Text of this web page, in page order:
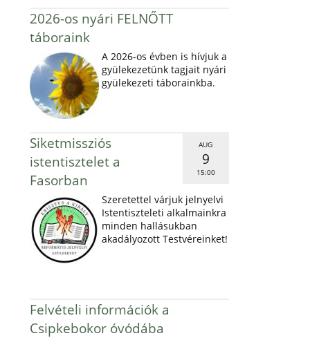
2026-os nyári FELNŐTT
táboraink
A 2026-os évben is hívjuk a
gyülekezetünk tagjait nyári
gyülekezeti táborainkba.
AUG
9
15:00
Siketmissziós
istentisztelet a
Fasorban
Szeretettel várjuk jelnyelvi
Istentiszteleti alkalmainkra
minden hallásukban
akadályozott Testvéreinket!
Felvételi információk a
Csipkebokor óvódába